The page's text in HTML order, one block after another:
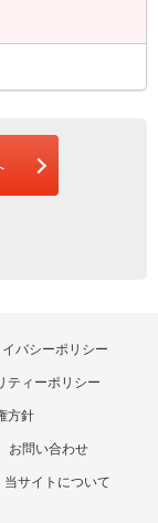
イバシーポリシー
ティーポリシー
方針
お問い合わせ
当サイトについて